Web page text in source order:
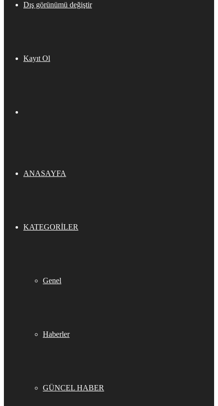
Dış görünümü değiştir
Kayıt Ol
ANASAYFA
KATEGORILER
Genel
Haberler
GÜNCEL HABER